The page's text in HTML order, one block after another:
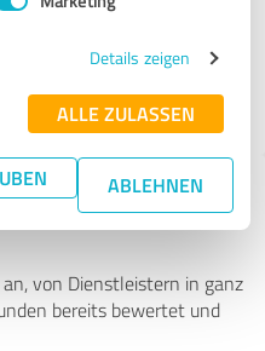
Details zeigen
ALLE ZULASSEN
ABLEHNEN
finden - mit
von Dienstleistern in ganz
bereits bewertet und